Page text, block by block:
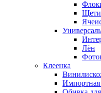
Лён
Клеенка
Импортная